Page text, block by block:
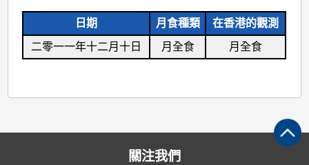
日期 月食種類
在香港的觀測
二零一一年十二月十日
月全食 月全食
關注我們